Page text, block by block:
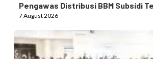
Pengawas Distribusi BBM Subsidi
7 August 2026